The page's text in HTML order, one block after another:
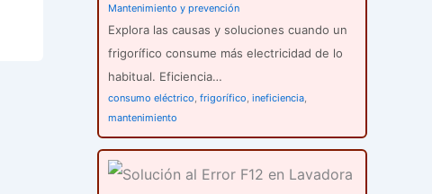
Mantenimiento y prevención
Explora las causas y soluciones cuando un
frigorífico consume más electricidad de lo
habitual. Eficiencia…
consumo eléctrico, frigorífico, ineficiencia,
mantenimiento